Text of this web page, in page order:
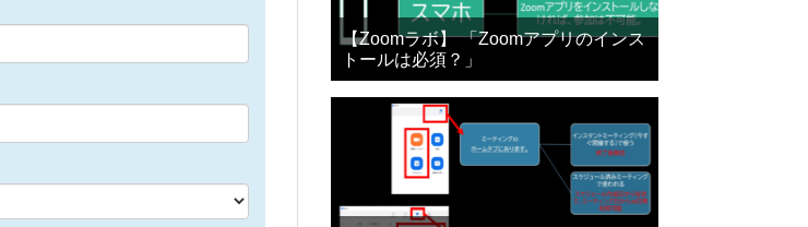
【Zoomラボ】 「Zoomアプリのインス
トールは必須？」